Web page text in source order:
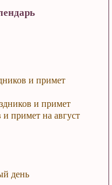
и примет
и примет
примет на август
день